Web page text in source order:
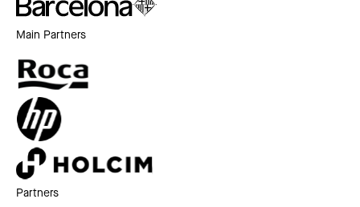
Main Partners
Partners